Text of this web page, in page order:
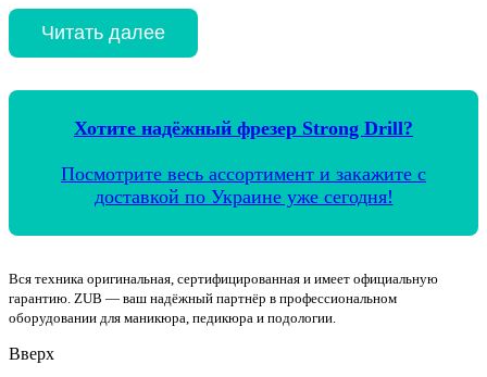
Читать далее
Хотите надёжный фрезер Strong Drill?
Посмотрите весь ассортимент и закажите с
доставкой по Украине уже сегодня!
Вся техника оригинальная, сертифицированная и имеет официальную
гарантию. ZUB — ваш надёжный партнёр в профессиональном
оборудовании для маникюра, педикюра и подологии.
Вверх